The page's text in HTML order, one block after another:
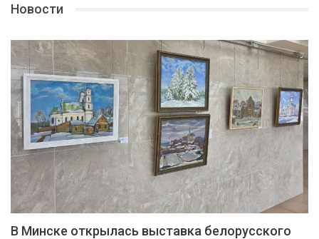
Новости
В Минске открылась выставка белорусского